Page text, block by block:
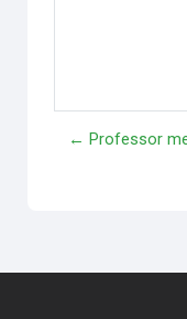
← Professor